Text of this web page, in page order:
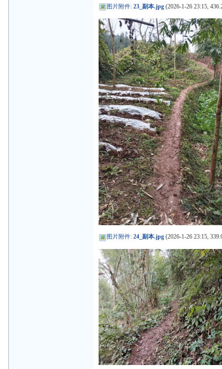
图片附件:23_副本.jpg (2026-1-26 23:15,
图片附件:24_副本.jpg (2026-1-26 23:15,